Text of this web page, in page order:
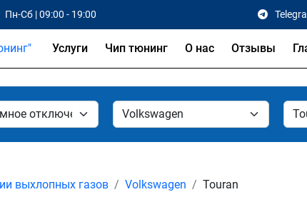
Пн-Сб | 09:00 - 19:00
Услуги Чип тюнинг О нас Отзывы
выхлопных газов Volkswagen Touran